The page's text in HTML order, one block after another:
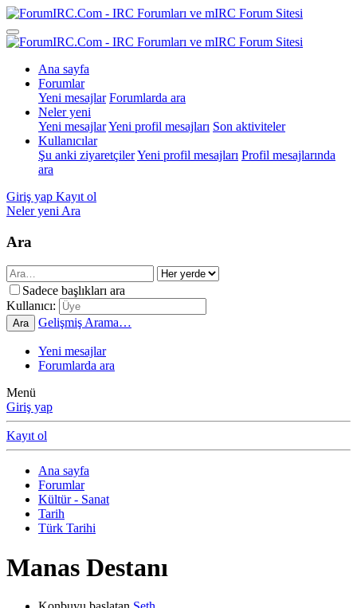
Ana sayfa
Forumlar
Yeni mesajlar Forumlarda ara
Neler yeni
Yeni mesajlarYeni profil mesajları Son aktiviteler
Kullanıcılar
Şu anki ziyaretçilerYeni profil mesajları Profil mesajlarında
ara
Giriş yap Kayıt ol
Neler yeni Ara
Ara
Sadece başlıkları ara
Kullanıcı:
Ara Gelişmiş Arama…
Yeni mesajlar
Forumlarda ara
Menü
Giriş yap
Kayıt ol
Ana sayfa
Forumlar
Kültür - Sanat
Tarih
Türk Tarihi
Manas Destanı